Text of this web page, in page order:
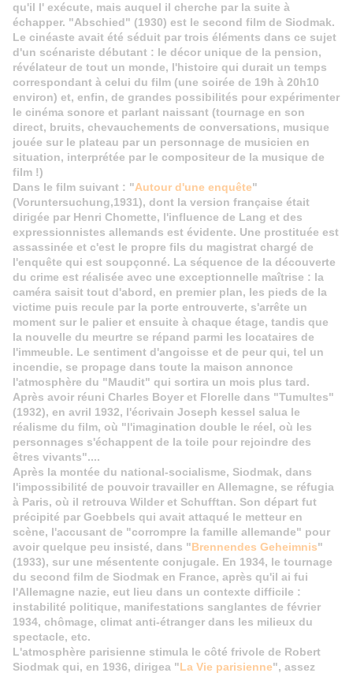
qu'il l' exécute, mais auquel il cherche par la suite à
échapper. "Abschied" (1930) est le second film de Siodmak.
Le cinéaste avait été séduit par trois éléments dans ce sujet
d'un scénariste débutant : le décor unique de la pension,
révélateur de tout un monde, l'histoire qui durait un temps
correspondant à celui du film (une soirée de 19h à 20h10
environ) et, enfin, de grandes possibilités pour expérimenter
le cinéma sonore et parlant naissant (tournage en son
direct, bruits, chevauchements de conversations, musique
jouée sur le plateau par un personnage de musicien en
situation, interprétée par le compositeur de la musique de
film !)
Dans le film suivant : "Autour d'une enquête"
(Voruntersuchung,1931), dont la version française était
dirigée par Henri Chomette, l'influence de Lang et des
expressionnistes allemands est évidente. Une prostituée est
assassinée et c'est le propre fils du magistrat chargé de
l'enquête qui est soupçonné. La séquence de la découverte
du crime est réalisée avec une exceptionnelle maîtrise : la
caméra saisit tout d'abord, en premier plan, les pieds de la
victime puis recule par la porte entrouverte, s'arrête un
moment sur le palier et ensuite à chaque étage, tandis que
la nouvelle du meurtre se répand parmi les locataires de
l'immeuble. Le sentiment d'angoisse et de peur qui, tel un
incendie, se propage dans toute la maison annonce
l'atmosphère du "Maudit" qui sortira un mois plus tard.
Après avoir réuni Charles Boyer et Florelle dans "Tumultes"
(1932), en avril 1932, l'écrivain Joseph kessel salua le
réalisme du film, où "l'imagination double le réel, où les
personnages s'échappent de la toile pour rejoindre des
êtres vivants"....
Après la montée du national-socialisme, Siodmak, dans
l'impossibilité de pouvoir travailler en Allemagne, se réfugia
à Paris, où il retrouva Wilder et Schufftan. Son départ fut
précipité par Goebbels qui avait attaqué le metteur en
scène, l'accusant de "corrompre la famille allemande" pour
avoir quelque peu insisté, dans "Brennendes Geheimnis"
(1933), sur une mésentente conjugale. En 1934, le tournage
du second film de Siodmak en France, après qu'il ai fui
l'Allemagne nazie, eut lieu dans un contexte difficile :
instabilité politique, manifestations sanglantes de février
1934, chômage, climat anti-étranger dans les milieux du
spectacle, etc.
L'atmosphère parisienne stimula le côté frivole de Robert
Siodmak qui, en 1936, dirigea "La Vie parisienne", assez